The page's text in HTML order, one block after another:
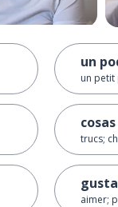
un
un petit
cosas
trucs;
aimer;